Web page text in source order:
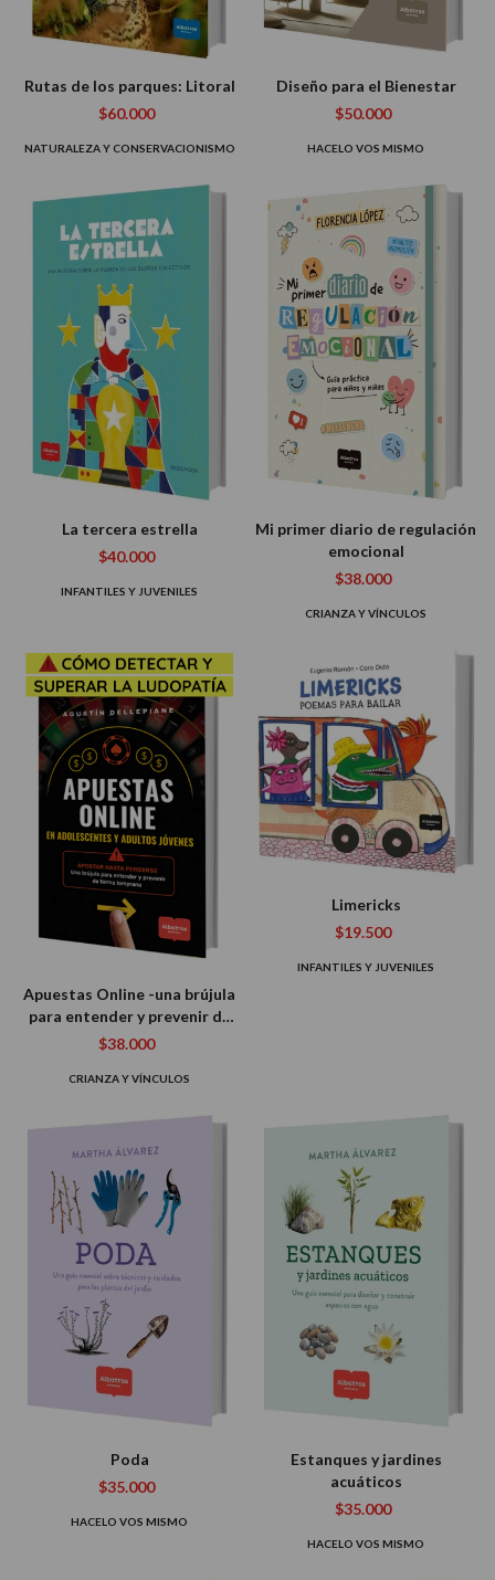
Rutas de los parques: Litoral
$60.000
NATURALEZA Y CONSERVACIONISMO
Diseño para el Bienestar
$50.000
HACELO VOS MISMO
La tercera estrella
$40.000
INFANTILES Y JUVENILES
Mi primer diario de regulación
emocional
$38.000
CRIANZA Y VÍNCULOS
Apuestas Online -una brújula
para entender y prevenir de
forma temprana
$38.000
CRIANZA Y VÍNCULOS
Limericks
$19.500
INFANTILES Y JUVENILES
Poda
$35.000
HACELO VOS MISMO
Estanques y jardines
acuáticos
$35.000
HACELO VOS MISMO